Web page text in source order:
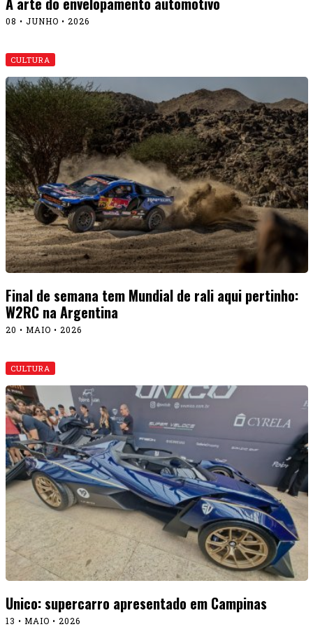
08 • JUNHO • 2026
CULTURA
Final de semana tem Mundial de rali aqui pertinho:
W2RC na Argentina
20 • MAIO • 2026
CULTURA
Unico: supercarro apresentado em Campinas
13 • MAIO • 2026